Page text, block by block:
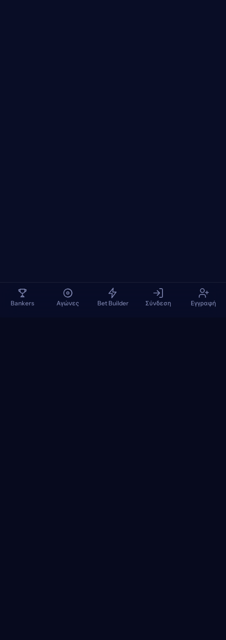
Bankers Αγώνες Bet Builder Σύνδεση Εγγραφή